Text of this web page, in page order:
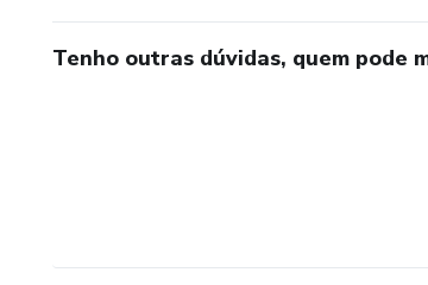
Tenho outras dúvidas, quem pode